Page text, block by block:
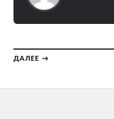
ДАЛЕЕ →